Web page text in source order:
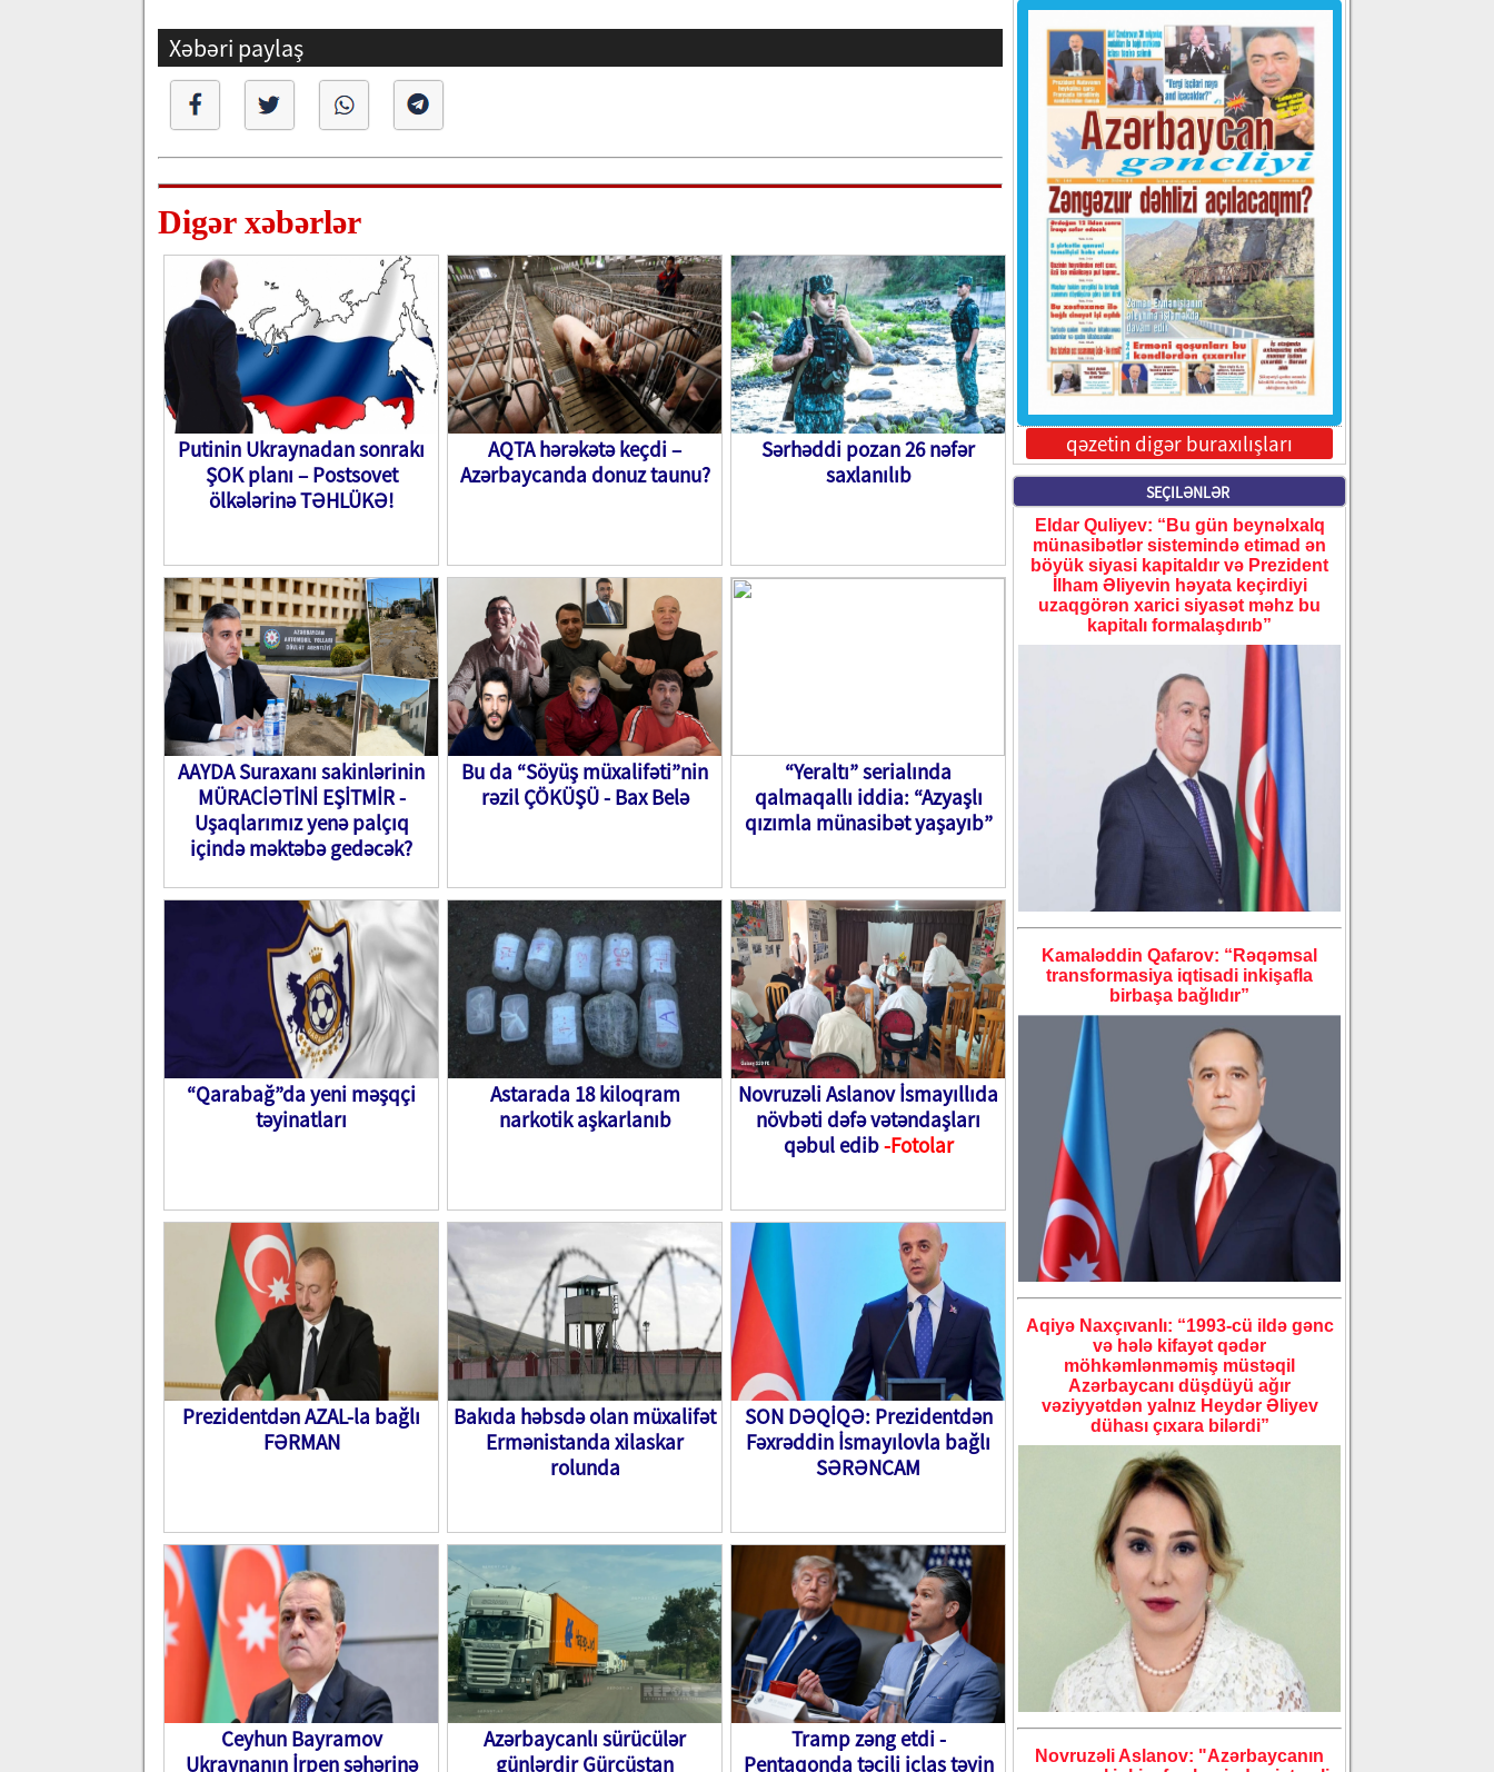
Xəbəri paylaş
Digər xəbərlər
Putinin Ukraynadan sonrakı
ŞOK planı – Postsovet
ölkələrinə TƏHLÜKƏ!
AQTA hərəkətə keçdi –
Azərbaycanda donuz taunu?
Sərhəddi pozan 26 nəfər
saxlanılıb
AAYDA Suraxanı sakinlərinin
MÜRACİƏTİNİ EŞİTMİR -
Uşaqlarımız yenə palçıq
içində məktəbə gedəcək?
Bu da “Söyüş müxalifəti”nin
rəzil ÇÖKÜŞÜ - Bax Belə
“Yeraltı” serialında
qalmaqallı iddia: “Azyaşlı
qızımla münasibət yaşayıb”
“Qarabağ”da yeni məşqçi
təyinatları
Astarada 18 kiloqram
narkotik aşkarlanıb
Novruzəli Aslanov İsmayıllıda
növbəti dəfə vətəndaşları
qəbul edib-Fotolar
Prezidentdən AZAL-la bağlı
FƏRMAN
Bakıda həbsdə olan müxalifət
Ermənistanda xilaskar
rolunda
SON DƏQİQƏ: Prezidentdən
Fəxrəddin İsmayılovla bağlı
SƏRƏNCAM
Ceyhun Bayramov
Ukraynanın İrpen şəhərinə
Azərbaycanlı sürücülər
günlərdir Gürcüstan
Tramp zəng etdi -
Pentaqonda təcili iclas təyin
qəzetin digər buraxılışları
SEÇILƏNLƏR
Eldar Quliyev: “Bu gün beynəlxalq
münasibətlər sistemində etimad ən
böyük siyasi kapitaldır və Prezident
İlham Əliyevin həyata keçirdiyi
uzaqgörən xarici siyasət məhz bu
kapitalı formalaşdırıb”
Kamaləddin Qafarov: “Rəqəmsal
transformasiya iqtisadi inkişafla
birbaşa bağlıdır”
Aqiyə Naxçıvanlı: “1993-cü ildə gənc
və hələ kifayət qədər
möhkəmlənməmiş müstəqil
Azərbaycanı düşdüyü ağır
vəziyyətdən yalnız Heydər Əliyev
dühası çıxara bilərdi”
Novruzəli Aslanov: "Azərbaycanın